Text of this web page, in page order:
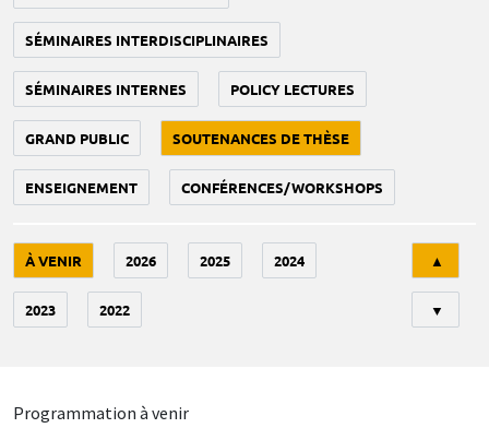
SÉMINAIRES INTERDISCIPLINAIRES
SÉMINAIRES INTERNES POLICY LECTURES
GRAND PUBLIC SOUTENANCES DE THÈSE
ENSEIGNEMENT CONFÉRENCES/WORKSHOPS
À VENIR 2026 2025 2024
2023 2022
▲
▼
Programmation à venir